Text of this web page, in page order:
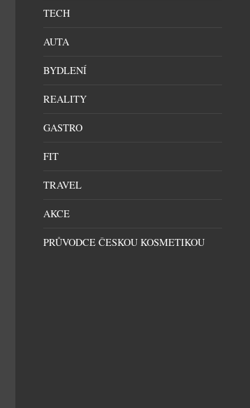
TECH
AUTA
BYDLENÍ
REALITY
GASTRO
FIT
TRAVEL
AKCE
PRŮVODCE ČESKOU KOSMETIKOU